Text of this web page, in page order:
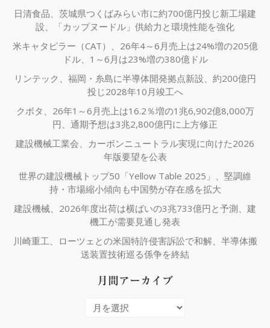
日清食品、茨城県つくばみらい市に約700億円投じ新工場建
設、「カップヌードル」供給力と環境性能を強化
米キャタピラー（CAT）、26年4～6月売上は24%増の205億
ドル、1～6月は23%増の380億ドル
リンテック、福岡・糸島に半導体開発拠点新設、約200億円
投じ2028年10月竣工へ
クボタ、26年1～6月売上は16.2％増の1兆6,902億8,000万
円、通期予想は3兆2,800億円に上方修正
建設機械工業会、カーボンニュートラル実現に向けた2026
年版要望を公表
世界の建設機械トップ50「Yellow Table 2025」、堅調維
持・市場縮小傾向も中国勢が存在感を拡大
建設機械、2026年度出荷は横ばいの3兆733億円と予測、建
機工が需要見通し発表
川崎重工、ローツェとの米国特許侵害訴訟で和解、半導体搬
送装置技術巡る係争を終結
月間アーカイブ